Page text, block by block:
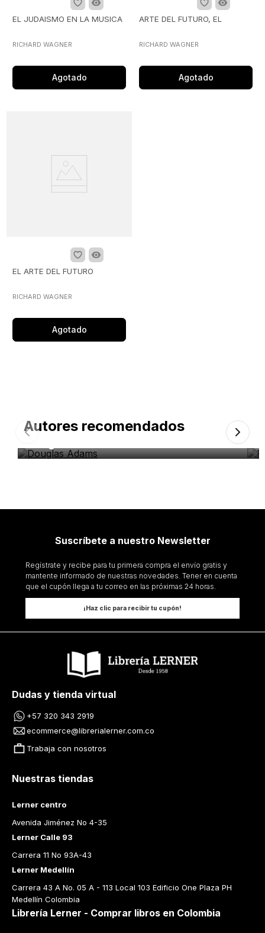
EL JUDAISMO EN LA MUSICA
RICHARD WAGNER
Agotado
ARTE DEL FUTURO, EL
RICHARD WAGNER
Agotado
EL ARTE DEL FUTURO
RICHARD WAGNER
Agotado
Autores recomendados
Suscríbete a nuestro Newsletter
Regístrate y recibe para tu primera compra el envío gratis y
mantente informado de nuestras novedades. Tener en cuenta
que el cupón llega a tu correo en las próximas 24 horas.
¡Haz clic para recibir tu cupón!
Dudas y tienda virtual
+57 320 343 2919
ecommerce@librerialerner.com.co
Trabaja con nosotros
Nuestras tiendas
Lerner centro
Avenida Jiménez No 4-35
Lerner Calle 93
Carrera 11 No 93A-43
Lerner Medellín
Carrera 43 A No. 05 A - 113 Local 103 Edificio One Plaza PH
Medellín Colombia
Librería Lerner - Comprar libros en Colombia